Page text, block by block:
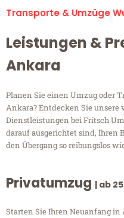
Transporte & Umzüge
Leistungen &
Ankara
Planen Sie einen Umzug oder
Ankara? Entdecken Sie
Dienstleistungen bei Fritsch
darauf ausgerichtet sind, Ihren
den Übergang so reibungslos
Privatumzug | ab
Starten Sie Ihren Neuanfang